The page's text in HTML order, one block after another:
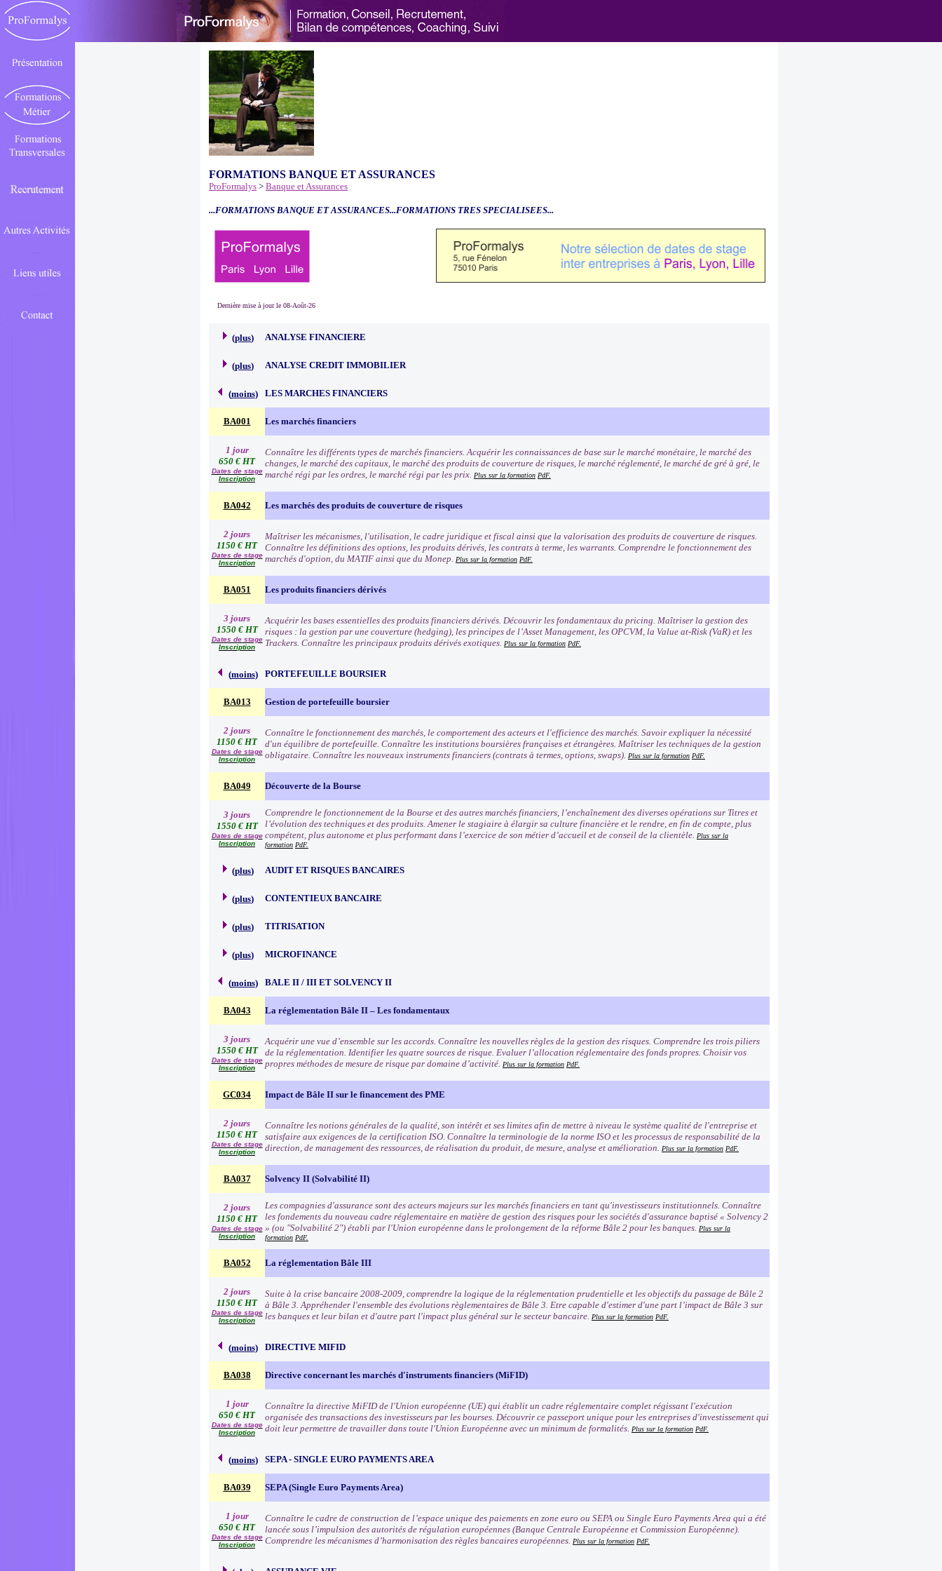
FORMATIONS BANQUE ET ASSURANCES
ProFormalys > Banque et Assurances
...FORMATIONS BANQUE ET ASSURANCES...FORMATIONS TRES SPECIALISEES...
Dernière mise à jour le 08-Août-26
(plus) ANALYSE FINANCIERE
(plus) ANALYSE CREDIT IMMOBILIER
(moins) LES MARCHES FINANCIERS
BA001 Les marchés financiers
1 jour
650 € HT
Dates de stage
Inscription
Connaître les différents types de marchés financiers. Acquérir les connaissances de base sur le marché monétaire, le marché des
changes, le marché des capitaux, le marché des produits de couverture de risques, le marché réglementé, le marché de gré à gré, le
marché régi par les ordres, le marché régi par les prix. Plus sur la formation PdF.
BA042 Les marchés des produits de couverture de risques
2 jours
1150 € HT
Dates de stage
Inscription
Maîtriser les mécanismes, l'utilisation, le cadre juridique et fiscal ainsi que la valorisation des produits de couverture de risques.
Connaître les définitions des options, les produits dérivés, les contrats à terme, les warrants. Comprendre le fonctionnement des
marchés d'option, du MATIF ainsi que du Monep. Plus sur la formation PdF.
BA051 Les produits financiers dérivés
3 jours
1550 € HT
Dates de stage
Inscription
Acquérir les bases essentielles des produits financiers dérivés. Découvrir les fondamentaux du pricing. Maîtriser la gestion des
risques : la gestion par une couverture (hedging), les principes de l’Asset Management, les OPCVM, la Value at-Risk (VaR) et les
Trackers. Connaître les principaux produits dérivés exotiques. Plus sur la formation PdF.
(moins) PORTEFEUILLE BOURSIER
BA013 Gestion de portefeuille boursier
2 jours
1150 € HT
Dates de stage
Inscription
Connaître le fonctionnement des marchés, le comportement des acteurs et l'efficience des marchés. Savoir expliquer la nécessité
d'un équilibre de portefeuille. Connaître les institutions boursières françaises et étrangères. Maîtriser les techniques de la gestion
obligataire. Connaître les nouveaux instruments financiers (contrats à termes, options, swaps). Plus sur la formation PdF.
BA049 Découverte de la Bourse
3 jours
1550 € HT
Dates de stage
Inscription
Comprendre le fonctionnement de la Bourse et des autres marchés financiers, l’enchaînement des diverses opérations sur Titres et
l’évolution des techniques et des produits. Amener le stagiaire à élargir sa culture financière et le rendre, en fin de compte, plus
compétent, plus autonome et plus performant dans l’exercice de son métier d’accueil et de conseil de la clientèle. Plus sur la
formation PdF.
(plus) AUDIT ET RISQUES BANCAIRES
(plus) CONTENTIEUX BANCAIRE
(plus) TITRISATION
(plus) MICROFINANCE
(moins) BALE II / III ET SOLVENCY II
BA043 La réglementation Bâle II – Les fondamentaux
3 jours
1550 € HT
Dates de stage
Inscription
Acquérir une vue d’ensemble sur les accords. Connaître les nouvelles règles de la gestion des risques. Comprendre les trois piliers
de la réglementation. Identifier les quatre sources de risque. Evaluer l’allocation réglementaire des fonds propres. Choisir vos
propres méthodes de mesure de risque par domaine d’activité. Plus sur la formation PdF.
GC034 Impact de Bâle II sur le financement des PME
2 jours
1150 € HT
Dates de stage
Inscription
Connaître les notions générales de la qualité, son intérêt et ses limites afin de mettre à niveau le système qualité de l'entreprise et
satisfaire aux exigences de la certification ISO. Connaître la terminologie de la norme ISO et les processus de responsabilité de la
direction, de management des ressources, de réalisation du produit, de mesure, analyse et amélioration. Plus sur la formation PdF.
BA037 Solvency II (Solvabilité II)
2 jours
1150 € HT
Dates de stage
Inscription
Les compagnies d'assurance sont des acteurs majeurs sur les marchés financiers en tant qu'investisseurs institutionnels. Connaître
les fondements du nouveau cadre réglementaire en matière de gestion des risques pour les sociétés d'assurance baptisé « Solvency 2
» (ou "Solvabilité 2") établi par l'Union européenne dans le prolongement de la réforme Bâle 2 pour les banques. Plus sur la
formation PdF.
BA052 La réglementation Bâle III
2 jours
1150 € HT
Dates de stage
Inscription
Suite à la crise bancaire 2008-2009, comprendre la logique de la réglementation prudentielle et les objectifs du passage de Bâle 2
à Bâle 3. Appréhender l'ensemble des évolutions règlementaires de Bâle 3. Etre capable d'estimer d'une part l’impact de Bâle 3 sur
les banques et leur bilan et d'autre part l'impact plus général sur le secteur bancaire. Plus sur la formation PdF.
(moins) DIRECTIVE MIFID
BA038 Directive concernant les marchés d'instruments financiers (MiFID)
1 jour
650 € HT
Dates de stage
Inscription
Connaître la directive MiFID de l'Union européenne (UE) qui établit un cadre réglementaire complet régissant l'exécution
organisée des transactions des investisseurs par les bourses. Découvrir ce passeport unique pour les entreprises d'investissement qui
doit leur permettre de travailler dans toute l'Union Européenne avec un minimum de formalités. Plus sur la formation PdF.
(moins) SEPA - SINGLE EURO PAYMENTS AREA
BA039 SEPA (Single Euro Payments Area)
1 jour
650 € HT
Dates de stage
Inscription
Connaître le cadre de construction de l’espace unique des paiements en zone euro ou SEPA ou Single Euro Payments Area qui a été
lancée sous l’impulsion des autorités de régulation européennes (Banque Centrale Européenne et Commission Européenne).
Comprendre les mécanismes d’harmonisation des règles bancaires européennes. Plus sur la formation PdF.